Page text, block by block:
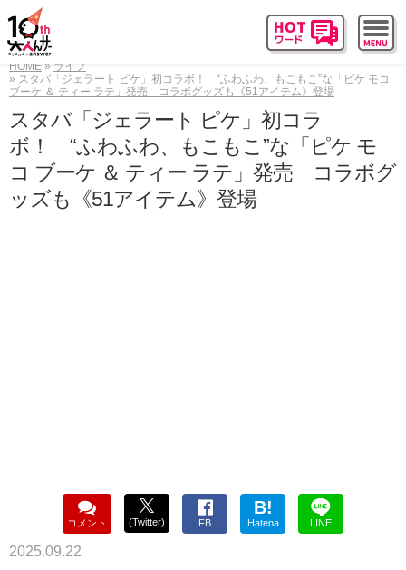
HOME
ライフ
スタバ「ジェラート ピケ」初コラボ！ “ふわふわ、もこもこ”な「ピケ モコ
ブーケ ＆ ティー ラテ」発売 コラボグッズも《51アイテム》登場
スタバ「ジェラート ピケ」初コラ
ボ！ “ふわふわ、もこもこ”な「ピケ モ
コ ブーケ ＆ ティー ラテ」発売 コラボグ
ッズも《51アイテム》登場
コメント (Twitter) FB
B!
Hatena LINE
2025.09.22